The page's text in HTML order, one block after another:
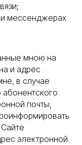
мессенджерах
мною на
и адрес
в случае
почты,
электронной